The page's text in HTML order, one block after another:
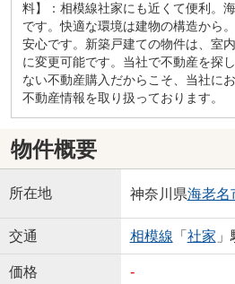
料】：相模線社家にも近くて便利。
です。快適な環境は建物の構造から
安心です。新築戸建ての物件は、室
に変更可能です。当社で不動産を探
ない不動産購入だからこそ、当社に
不動産情報を取り扱っております。
物件概要
所在地 神奈川県海老名
交通 相模線 「 社家
価格 -